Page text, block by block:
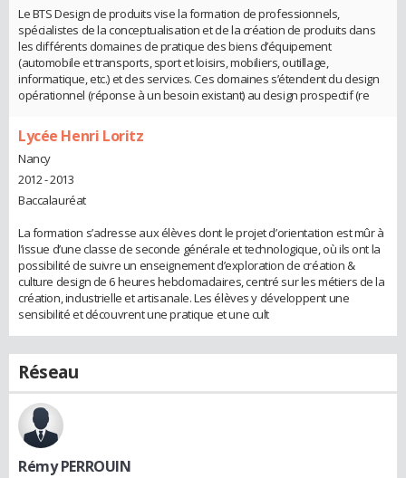
Le BTS Design de produits vise la formation de professionnels,
spécialistes de la conceptualisation et de la création de produits dans
les différents domaines de pratique des biens d’équipement
(automobile et transports, sport et loisirs, mobiliers, outillage,
informatique, etc.) et des services. Ces domaines s’étendent du design
opérationnel (réponse à un besoin existant) au design prospectif (re
Lycée Henri Loritz
Nancy
2012 - 2013
Baccalauréat
La formation s’adresse aux élèves dont le projet d’orientation est mûr à
l’issue d’une classe de seconde générale et technologique, où ils ont la
possibilité de suivre un enseignement d’exploration de création &
culture design de 6 heures hebdomadaires, centré sur les métiers de la
création, industrielle et artisanale. Les élèves y développent une
sensibilité et découvrent une pratique et une cult
Réseau
Rémy PERROUIN